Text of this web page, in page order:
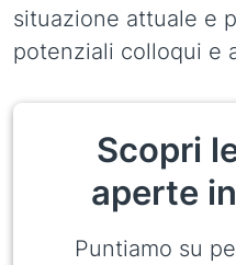
situazione attuale e
potenziali colloqui e
Scopri
aperte
Puntiamo su